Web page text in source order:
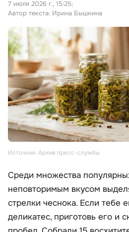
7 июля 2026 г., 15:25;
Автор текста: Ирина Бышкина
Источник: Архив пресс-службы
Среди множества
неповторимым вкусом
стрелки чеснока. Если тебе
деликатес, приготовь его и